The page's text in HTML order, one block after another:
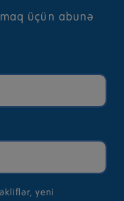
üçün abunə
yeni